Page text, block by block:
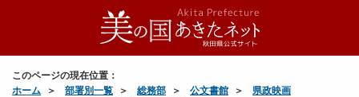
このページの現在位置：
ホーム
部署別一覧 総務部 公文書館
県政映画